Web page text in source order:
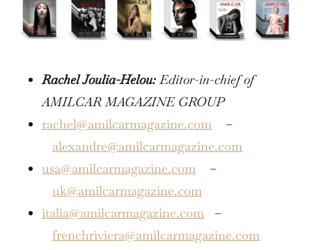
Rachel Joulia-Helou: Editor-in-chief of
AMILCAR MAGAZINE GROUP
rachel@amilcarmagazine.com –
alexandre@amilcarmagazine.com
usa@amilcarmagazine.com –
uk@amilcarmagazine.com
italia@amilcarmagazine.com –
frenchriviera@amilcarmagazine.com